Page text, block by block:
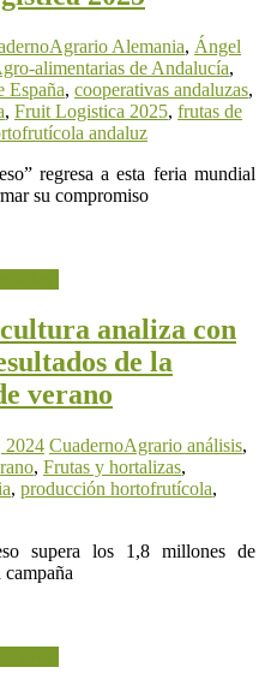
Alemania, Ángel
alimentarias de Andalucía,
España, cooperativas andaluzas,
, Fruit Logistica 2025, frutas de
andaluz
regresa a esta feria mundial
su compromiso
analiza con
de la
verano
2024 CuadernoAgrario análisis,
, Frutas y hortalizas,
, producción hortofrutícola,
supera los 1,8 millones de